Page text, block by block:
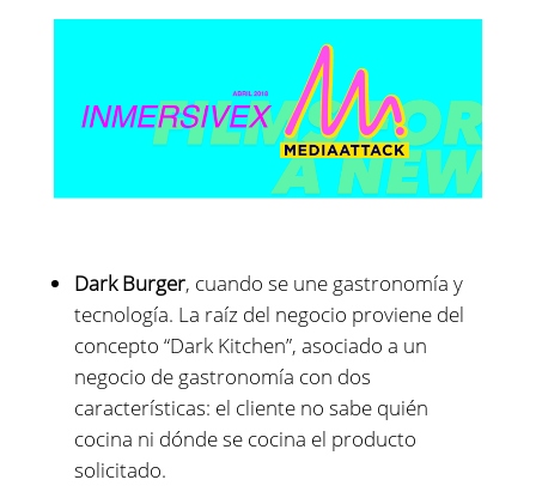
Dark Burger, cuando se une gastronomía y
tecnología. La raíz del negocio proviene del
concepto “Dark Kitchen”, asociado a un
negocio de gastronomía con dos
características: el cliente no sabe quién
cocina ni dónde se cocina el producto
solicitado.